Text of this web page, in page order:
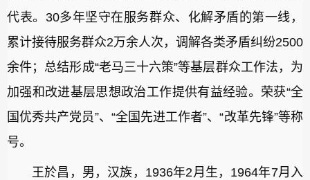
代表。30多年坚守在服务群众、化解矛盾的第一线，
累计接待服务群众2万余人次，调解各类矛盾纠纷2500
余件；总结形成“老马三十六策”等基层群众工作法，为
加强和改进基层思想政治工作提供有益经验。荣获“全
国优秀共产党员”、“全国先进工作者”、“改革先锋”等称
号。
王於昌，男，汉族，1936年2月生，1964年7月入